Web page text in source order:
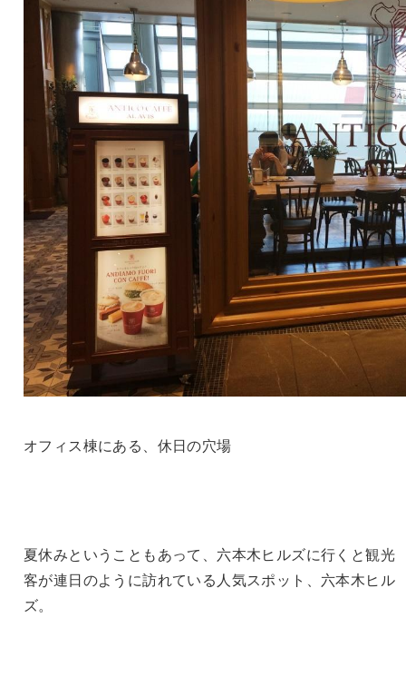
オフィス棟にある、休日の穴場
夏休みということもあって、六本木ヒルズに行くと観光
客が連日のように訪れている人気スポット、六本木ヒル
ズ。